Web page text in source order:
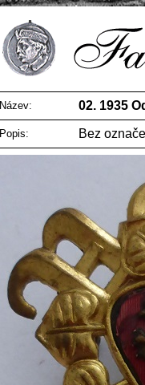
Název: 02. 1935
Popis: Bez